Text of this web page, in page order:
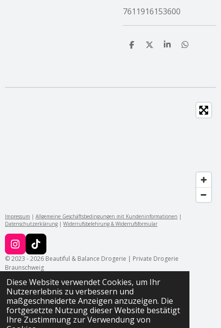
Diese Website verwendet Cookies, um Ihr
Nutzererlebnis zu verbessern und
maßgeschneiderte Anzeigen anzuzeigen. Die
fortgesetzte Nutzung dieser Website bestätigt
Ihre Zustimmung zur Verwendung von
7611916153600
T
n
T
n
T
n
T
n
Impressum | Allgemeine Geschäftsbedingungen mit Kundeninformationen |
Datenschutzerklärung | Widerrufsbelehrung & Widerrufsformular
I
n
s
a
g
r
a
m
T
i
k
o
k
© 2023 - 2026 Beautiful & Balance Drogerie | Private Drogerie
Braunschweig